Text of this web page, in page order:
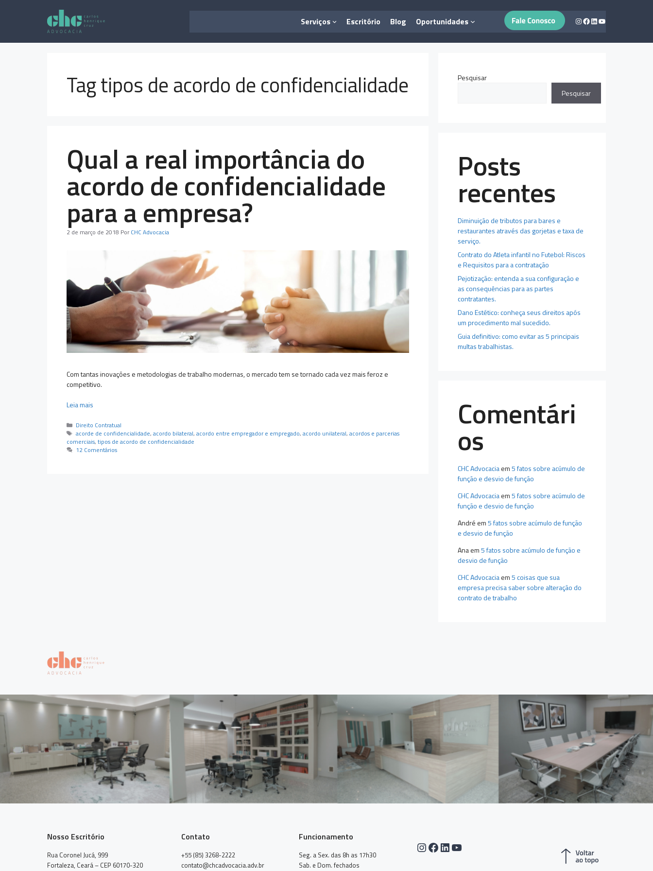
Serviços Escritório Blog Oportunidades Instagram
Facebook
LinkedIn
Youtube
Tag tipos de acordo de confidencialidade
Qual a real importância do
acordo de confidencialidade
para a empresa?
2 de março de 2018 Por CHC Advocacia
Com tantas inovações e metodologias de trabalho modernas, o mercado tem se tornado cada vez mais feroz e
competitivo.
Leia mais
Categorias
Direito Contratual
Tags
acorde de confidencialidade,acordo bilateral,acordo entre empregador e empregado,acordo unilateral,acordos e parcerias
comerciais, tipos de acordo de confidencialidade
12 Comentários
Pesquisar
Pesquisar
Posts
recentes
Diminuição de tributos para bares e
restaurantes através das gorjetas e taxa de
serviço.
Contrato do Atleta infantil no Futebol: Riscos
e Requisitos para a contratação
Pejotização: entenda a sua configuração e
as consequências para as partes
contratantes.
Dano Estético: conheça seus direitos após
um procedimento mal sucedido.
Guia definitivo: como evitar as 5 principais
multas trabalhistas.
Comentári
os
CHC Advocaciaem5 fatos sobre acúmulo de
função e desvio de função
CHC Advocaciaem5 fatos sobre acúmulo de
função e desvio de função
André em5 fatos sobre acúmulo de função
e desvio de função
Anaem5 fatos sobre acúmulo de função e
desvio de função
CHC Advocaciaem5 coisas que sua
empresa precisa saber sobre alteração do
contrato de trabalho
Nosso Escritório
Rua Coronel Jucá, 999
Fortaleza, Ceará – CEP 60170-320
Contato
+55 (85) 3268-2222
contato@chcadvocacia.adv.br
Funcionamento
Seg. a Sex. das 8h as 17h30
Sab. e Dom. fechados
Instagram
Facebook
LinkedIn
Youtube